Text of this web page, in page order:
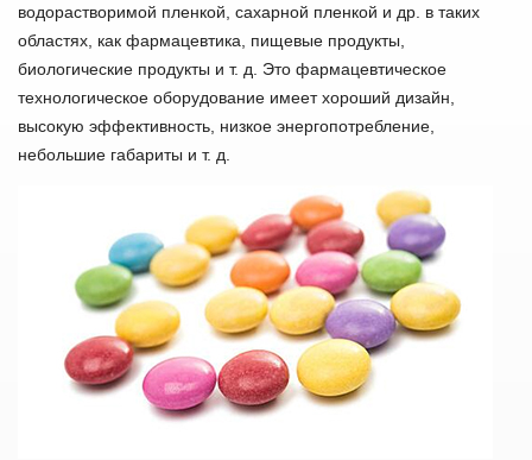
водорастворимой пленкой, сахарной пленкой и др. в таких
областях, как фармацевтика, пищевые продукты,
биологические продукты и т. д. Это фармацевтическое
технологическое оборудование имеет хороший дизайн,
высокую эффективность, низкое энергопотребление,
небольшие габариты и т. д.